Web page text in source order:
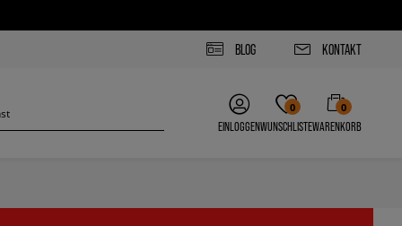
BLOG KONTAKT
EINLOGGEN
0
WUNSCHLISTE
0
WARENKORB